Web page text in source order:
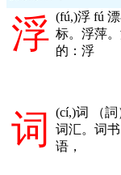
浮 (fú,)浮 fú
标。浮萍
的：浮
词 (cí,)词 （詞
词汇。词
语，